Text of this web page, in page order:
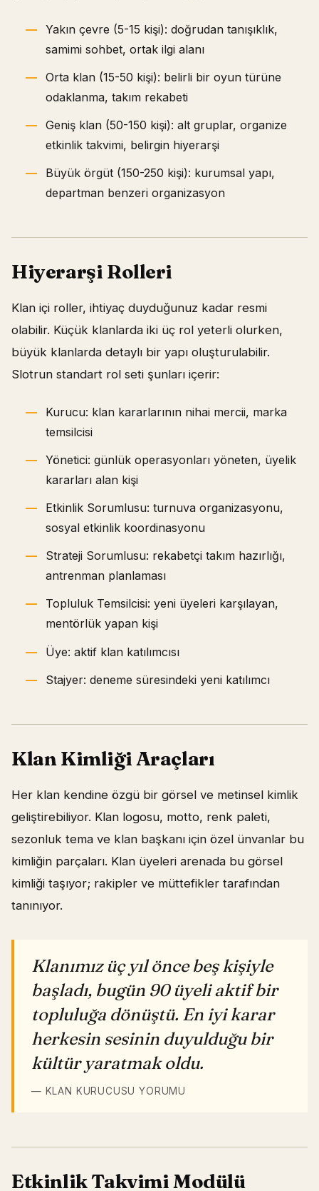
Yakın çevre (5-15 kişi): doğrudan tanışıklık,
samimi sohbet, ortak ilgi alanı
Orta klan (15-50 kişi): belirli bir oyun türüne
odaklanma, takım rekabeti
Geniş klan (50-150 kişi): alt gruplar, organize
etkinlik takvimi, belirgin hiyerarşi
Büyük örgüt (150-250 kişi): kurumsal yapı,
departman benzeri organizasyon
Hiyerarşi Rolleri
Klan içi roller, ihtiyaç duyduğunuz kadar resmi
olabilir. Küçük klanlarda iki üç rol yeterli olurken,
büyük klanlarda detaylı bir yapı oluşturulabilir.
Slotrun standart rol seti şunları içerir:
Kurucu: klan kararlarının nihai mercii, marka
temsilcisi
Yönetici: günlük operasyonları yöneten, üyelik
kararları alan kişi
Etkinlik Sorumlusu: turnuva organizasyonu,
sosyal etkinlik koordinasyonu
Strateji Sorumlusu: rekabetçi takım hazırlığı,
antrenman planlaması
Topluluk Temsilcisi: yeni üyeleri karşılayan,
mentörlük yapan kişi
Üye: aktif klan katılımcısı
Stajyer: deneme süresindeki yeni katılımcı
Klan Kimliği Araçları
Her klan kendine özgü bir görsel ve metinsel kimlik
geliştirebiliyor. Klan logosu, motto, renk paleti,
sezonluk tema ve klan başkanı için özel ünvanlar bu
kimliğin parçaları. Klan üyeleri arenada bu görsel
kimliği taşıyor; rakipler ve müttefikler tarafından
tanınıyor.
Klanımız üç yıl önce beş kişiyle
başladı, bugün 90 üyeli aktif bir
topluluğa dönüştü. En iyi karar
herkesin sesinin duyulduğu bir
kültür yaratmak oldu.
— KLAN KURUCUSU YORUMU
Etkinlik Takvimi Modülü